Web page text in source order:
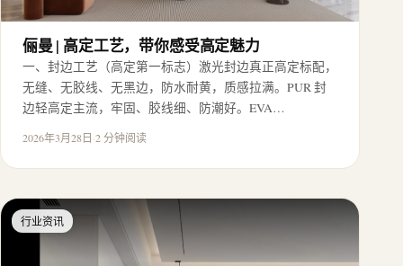
俪曼 | 高定工艺，带你感受高定魅力
一、封边工艺（高定第一标志）激光封边真正高定标配，
无缝、无胶线、无黑边，防水耐黄，质感拉满。PUR 封
边轻高定主流，牢固、胶线细、防潮好。EVA…
2026年3月28日·2 分钟阅读
行业资讯